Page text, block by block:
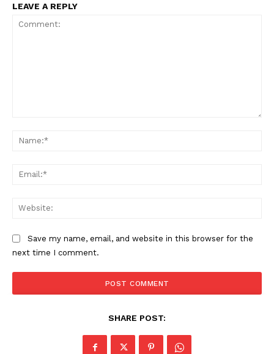
LEAVE A REPLY
Save my name, email, and website in this browser for the
next time I comment.
SHARE POST: